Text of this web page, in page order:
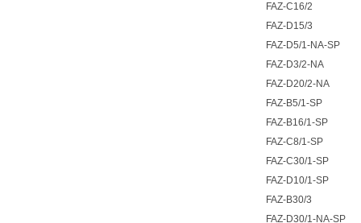
FAZ-C16/2
FAZ-D15/3
FAZ-D5/1-NA-SP
FAZ-D3/2-NA
FAZ-D20/2-NA
FAZ-B5/1-SP
FAZ-B16/1-SP
FAZ-C8/1-SP
FAZ-C30/1-SP
FAZ-D10/1-SP
FAZ-B30/3
FAZ-D30/1-NA-SP